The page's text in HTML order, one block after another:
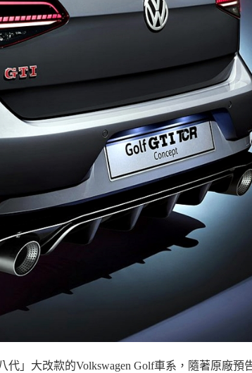
代」大改款的Volkswagen Golf車系，隨著原廠預